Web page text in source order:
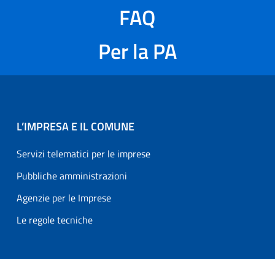
FAQ
Per la PA
L’IMPRESA E IL COMUNE
Servizi telematici per le imprese
Pubbliche amministrazioni
Agenzie per le Imprese
Le regole tecniche